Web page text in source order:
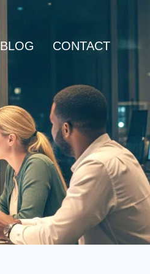
BLOG CONTACT